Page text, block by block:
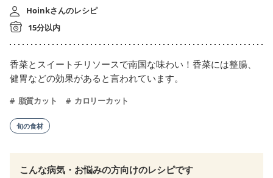
Hoinkさんのレシピ
15分以内
香菜とスイートチリソースで南国な味わい！香菜には整腸、
健胃などの効果があると言われています。
脂質カット カロリーカット
旬の食材
こんな病気・お悩みの方向けのレシピです